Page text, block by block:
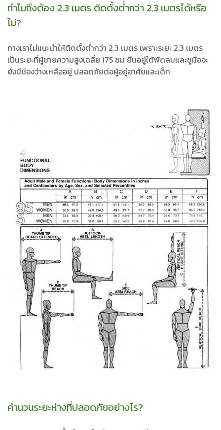
ทำไมถึงต้อง 2.3 เมตร ติดตั้งต่ำกว่า 2.3 เมตรได้หรือ
ไม่?
ทางเราไม่แนะนำให้ติดตั้งต่ำกว่า 2.3 เมตร เพราะระยะ 2.3 เมตร
เป็นระยะที่ผู้ชายความสูงเฉลี่ย 175 ซม ยืนอยู่ใต้พัดลมและชูมือจะ
ยังมีช่องว่างเหลืออยู่ ปลอดภัยต่อผู้อยู่อาศัยและเด็ก
คำนวนระยะห่างที่ปลอดภัยอย่างไร?